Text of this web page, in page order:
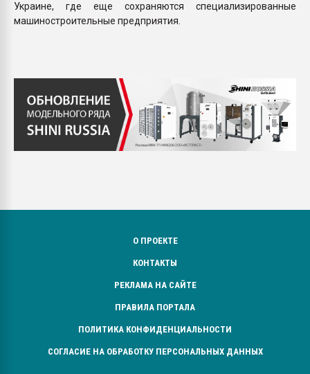
Украине, где еще сохраняются специализированные
машиностроительные предприятия.
О ПРОЕКТЕ
КОНТАКТЫ
РЕКЛАМА НА САЙТЕ
ПРАВИЛА ПОРТАЛА
ПОЛИТИКА КОНФИДЕНЦИАЛЬНОСТИ
СОГЛАСИЕ НА ОБРАБОТКУ ПЕРСОНАЛЬНЫХ ДАННЫХ